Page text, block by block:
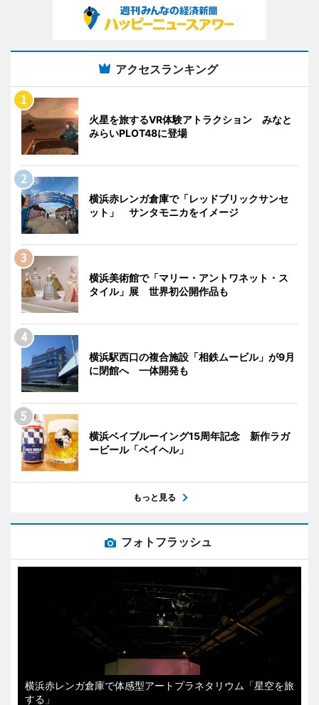
アクセスランキング
火星を旅するVR体験アトラクション みなと
みらいPLOT48に登場
横浜赤レンガ倉庫で「レッドブリックサンセ
ット」 サンタモニカをイメージ
横浜美術館で「マリー・アントワネット・ス
タイル」展 世界初公開作品も
横浜駅西口の複合施設「相鉄ムービル」が9月
に閉館へ 一体開発も
横浜ベイブルーイング15周年記念 新作ラガ
ービール「ベイヘル」
もっと見る
フォトフラッシュ
横浜赤レンガ倉庫で体感型アートプラネタリウム「星空を旅
する」